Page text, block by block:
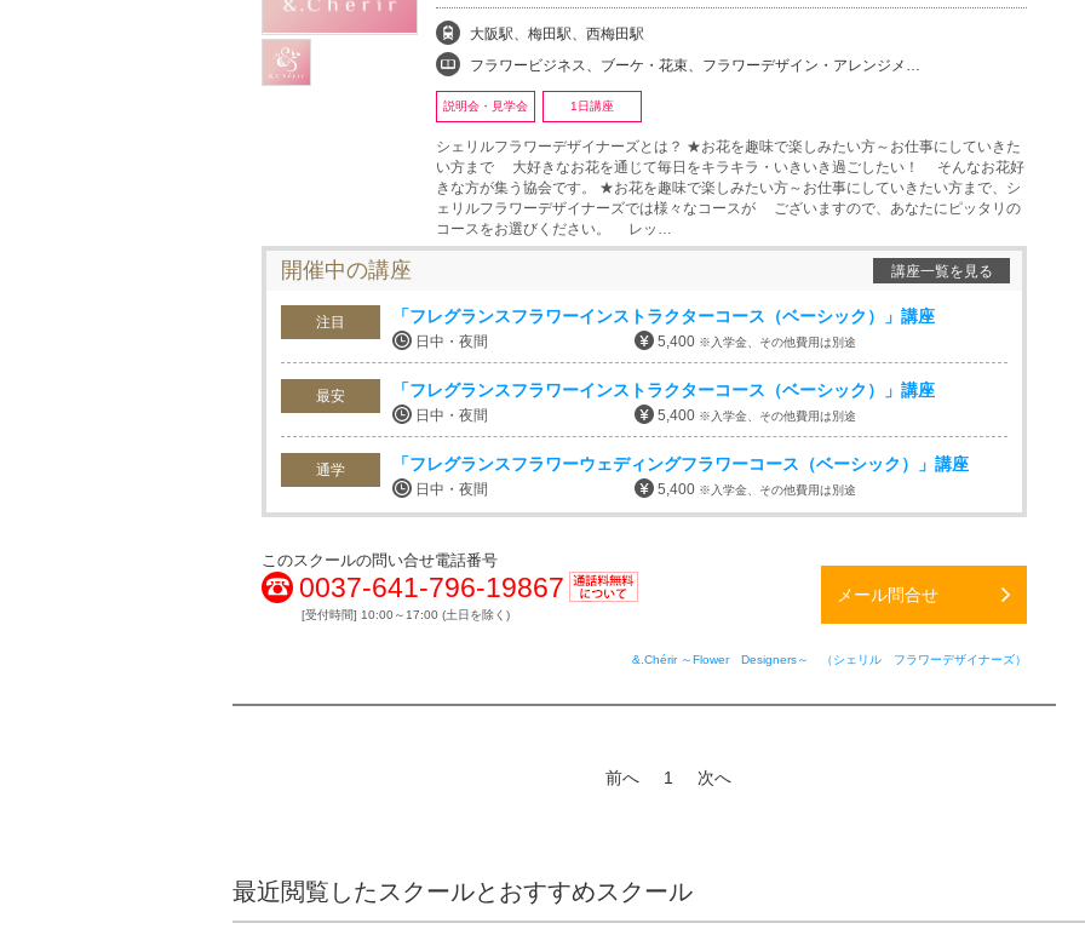
大阪駅、梅田駅、西梅田駅
フラワービジネス、ブーケ・花束、フラワーデザイン・アレンジメント、アーティフィシャルフラワー、フレグランスフラワー、フラ…
説明会・見学会 1日講座
シェリルフラワーデザイナーズとは？ ★お花を趣味で楽しみたい方～お仕事にしていきた
い方まで 大好きなお花を通じて毎日をキラキラ・いきいき過ごしたい！ そんなお花好
きな方が集う協会です。 ★お花を趣味で楽しみたい方～お仕事にしていきたい方まで、シ
ェリルフラワーデザイナーズでは様々なコースが ございますので、あなたにピッタリの
コースをお選びください。 レッ…
開催中の講座 講座一覧を見る
注目 「フレグランスフラワーインストラクターコース（ベーシック）」講座
日中・夜間 5,400 ※入学金、その他費用は別途
最安 「フレグランスフラワーインストラクターコース（ベーシック）」講座
日中・夜間 5,400 ※入学金、その他費用は別途
通学 「フレグランスフラワーウェディングフラワーコース（ベーシック）」講座
日中・夜間 5,400 ※入学金、その他費用は別途
このスクールの問い合せ電話番号
0037-641-796-19867
[受付時間] 10:00～17:00 (土日を除く)
メール問合せ
&.Chérir ～Flower Designers～ （シェリル フラワーデザイナーズ）
前へ 1 次へ
最近閲覧したスクールとおすすめスクール